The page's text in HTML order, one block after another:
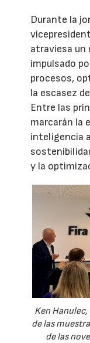
Durante la
atraviesa
impulsado
procesos,
la escasez
Entre las
marcarán la
inteligencia
y la
Ken
de las
de las